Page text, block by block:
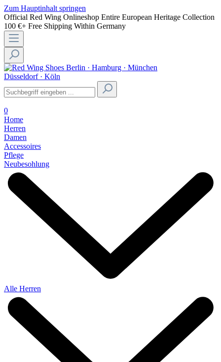
Zum Hauptinhalt springen
Official Red Wing Onlineshop Entire European Heritage Collection
100 €+ Free Shipping Within Germany
Berlin · Hamburg · München
Düsseldorf · Köln
0
Home
Herren
Damen
Accessoires
Pflege
Neubesohlung
Alle Herren